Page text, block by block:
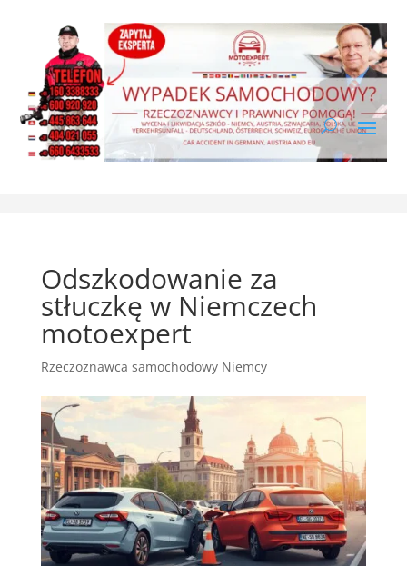
Odszkodowanie za
stłuczkę w Niemczech
motoexpert
Rzeczoznawca samochodowy Niemcy